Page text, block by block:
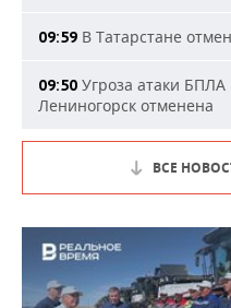
09:59 В Татарстане
09:50 Угроза атаки БПЛА
Лениногорск отменена
ВСЕ